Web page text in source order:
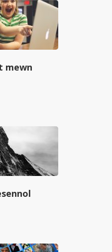
mewn